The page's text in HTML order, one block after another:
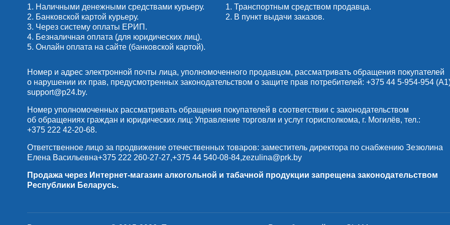
1. Наличными денежными средствами курьеру.
2. Банковской картой курьеру.
3. Через систему оплаты ЕРИП.
4. Безналичная оплата (для юридических лиц).
5. Онлайн оплата на сайте (банковской картой).
1. Транспортным средством продавца.
2. В пункт выдачи заказов.
Номер и адрес электронной почты лица, уполномоченного продавцом, рассматривать обращения покупателей
о нарушении их прав, предусмотренных законодательством о защите прав потребителей: +375 44 5-954-954
support@p24.by.
Номер уполномоченных рассматривать обращения покупателей в соответствии с законодательством
об обращениях граждан и юридических лиц: Управление торговли и услуг горисполкома, г. Могилёв, тел.:
+375 222 42-20-68.
Ответственное лицо за продвижение отечественных товаров: заместитель директора по снабжению Зезюлина
Елена Васильевна+375 222 260-27-27,+375 44 540-08-84,zezulina@prk.by
Продажа через Интернет-магазин алкогольной и табачной продукции запрещена законодательством
Республики Беларусь.